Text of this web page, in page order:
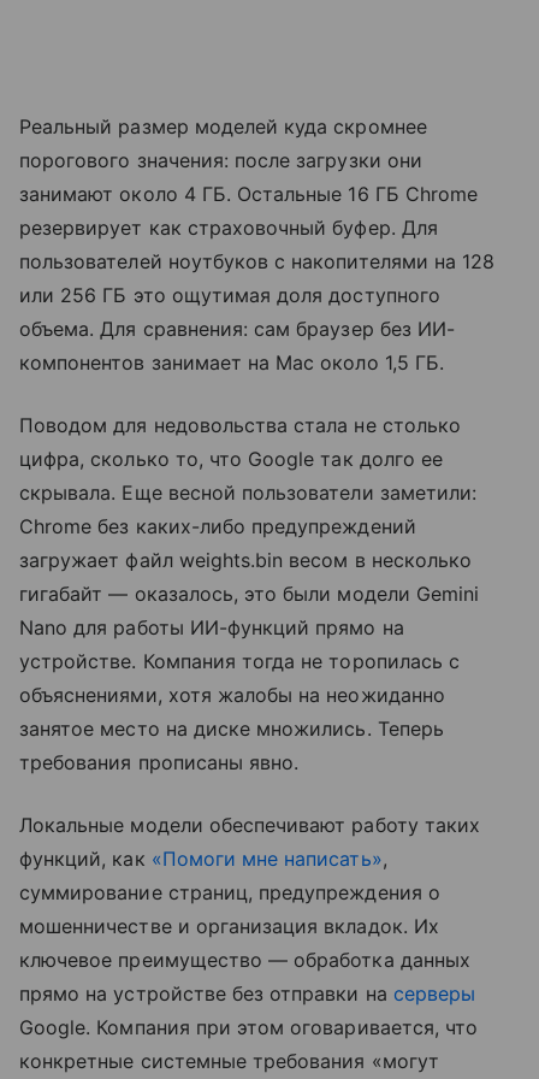
Реальный размер моделей куда скромнее
порогового значения: после загрузки они
занимают около 4 ГБ. Остальные 16 ГБ Chrome
резервирует как страховочный буфер. Для
пользователей ноутбуков с накопителями на 128
или 256 ГБ это ощутимая доля доступного
объема. Для сравнения: сам браузер без ИИ-
компонентов занимает на Mac около 1,5 ГБ.
Поводом для недовольства стала не столько
цифра, сколько то, что Google так долго ее
скрывала. Еще весной пользователи заметили:
Chrome без каких-либо предупреждений
загружает файл weights.bin весом в несколько
гигабайт — оказалось, это были модели Gemini
Nano для работы ИИ-функций прямо на
устройстве. Компания тогда не торопилась с
объяснениями, хотя жалобы на неожиданно
занятое место на диске множились. Теперь
требования прописаны явно.
Локальные модели обеспечивают работу таких
функций, как «Помоги мне написать»,
суммирование страниц, предупреждения о
мошенничестве и организация вкладок. Их
ключевое преимущество — обработка данных
прямо на устройстве без отправки на серверы
Google. Компания при этом оговаривается, что
конкретные системные требования «могут